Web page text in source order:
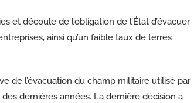
découle de l’obligation de l’État d’évacuer
ainsi qu’un faible taux de terres
de l’évacuation du champ militaire utilisé par
dernières années. La dernière décision a